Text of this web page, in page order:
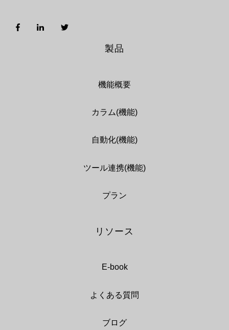
製品
機能概要
カラム(機能)
自動化(機能)
ツール連携(機能)
プラン
リソース
E-book
よくある質問
ブログ